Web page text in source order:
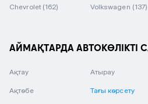
Chevrolet (162) Volkswagen (137)
АЙМАҚТАРДА АВТОКӨЛІКТІ
Ақтау
Ақтөбе
Атырау
Тағы көрсету